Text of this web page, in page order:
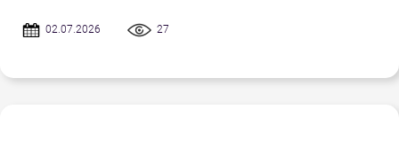
02.07.2026 27